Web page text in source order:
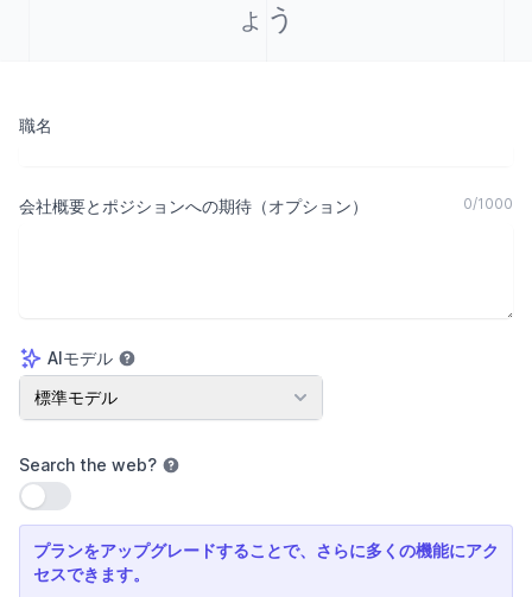
ょう
職名
会社概要とポジションへの期待（オプション） 0/1000
AIモデル
AIモデル
標準モデル
Search the web?
設定を使用
プランをアップグレードすることで、さらに多くの機能にアク
セスできます。